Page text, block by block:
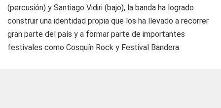
(percusión) y Santiago Vidiri (bajo), la banda ha logrado
construir una identidad propia que los ha llevado a recorrer
gran parte del país y a formar parte de importantes
festivales como Cosquín Rock y Festival Bandera.